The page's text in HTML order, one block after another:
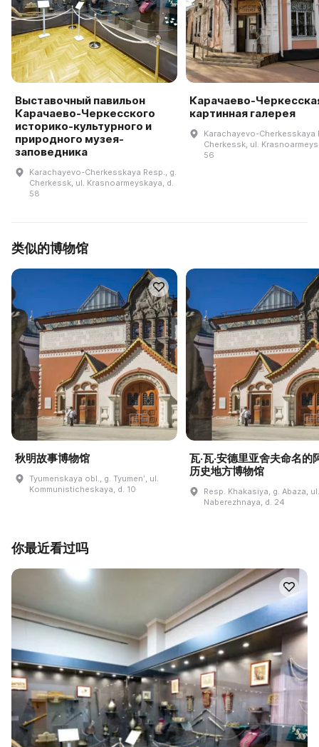
Выставочный павильон
Карачаево-Черкесского
историко-культурного и
природного музея-
заповедника
Karachayevo-Cherkesskaya Resp., g.
Cherkessk, ul. Krasnoarmeyskaya, d.
58
Карачаево-
картинная галерея
Karachayevo-Cherkesskaya
Cherkessk, ul.
56
类似的博物馆
秋明故事博物馆
Tyumenskaya obl., g. Tyumenʹ, ul.
Kommunisticheskaya, d. 10
瓦·瓦·安德里亚舍夫命名的
历史地方博物馆
Resp. Khakasiya, g. Abaza, ul.
Naberezhnaya, d. 24
你最近看过吗